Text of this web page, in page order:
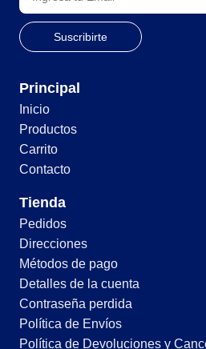
Principal
Inicio
Productos
Carrito
Contacto
Tienda
Pedidos
Direcciones
Métodos de pago
Detalles de la cuenta
Contraseña perdida
Política de Envíos
Política de Devoluciones y